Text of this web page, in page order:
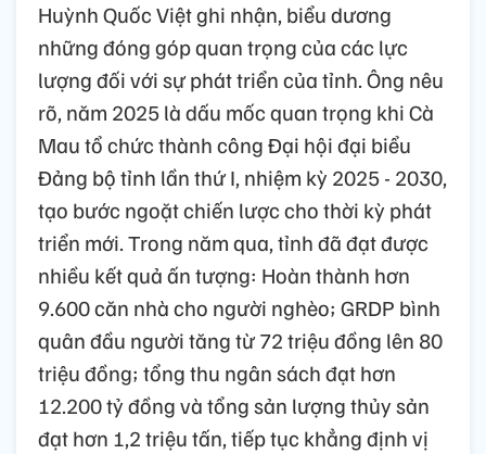
Huỳnh Quốc Việt ghi nhận, biểu dương
những đóng góp quan trọng của các lực
lượng đối với sự phát triển của tỉnh. Ông nêu
rõ, năm 2025 là dấu mốc quan trọng khi Cà
Mau tổ chức thành công Đại hội đại biểu
Đảng bộ tỉnh lần thứ I, nhiệm kỳ 2025 - 2030,
tạo bước ngoặt chiến lược cho thời kỳ phát
triển mới. Trong năm qua, tỉnh đã đạt được
nhiều kết quả ấn tượng: Hoàn thành hơn
9.600 căn nhà cho người nghèo; GRDP bình
quân đầu người tăng từ 72 triệu đồng lên 80
triệu đồng; tổng thu ngân sách đạt hơn
12.200 tỷ đồng và tổng sản lượng thủy sản
đạt hơn 1,2 triệu tấn, tiếp tục khẳng định vị